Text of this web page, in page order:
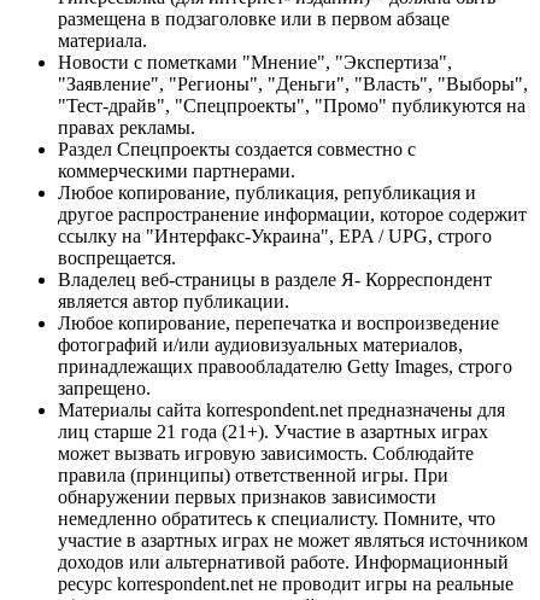
размещена в подзаголовке или в первом абзаце
материала.
Новости с пометками "Мнение", "Экспертиза",
"Заявление", "Регионы", "Деньги", "Власть", "Выборы",
"Тест-драйв", "Спецпроекты", "Промо" публикуются на
правах рекламы.
Раздел Спецпроекты создается совместно с
коммерческими партнерами.
Любое копирование, публикация, републикация и
другое распространение информации, которое содержит
ссылку на "Интерфакс-Украина", EPA / UPG, строго
воспрещается.
Владелец веб-страницы в разделе Я- Корреспондент
является автор публикации.
Любое копирование, перепечатка и воспроизведение
фотографий и/или аудиовизуальных материалов,
принадлежащих правообладателю Getty Images, строго
запрещено.
Материалы сайта korrespondent.net предназначены для
лиц старше 21 года (21+). Участие в азартных играх
может вызвать игровую зависимость. Соблюдайте
правила (принципы) ответственной игры. При
обнаружении первых признаков зависимости
немедленно обратитесь к специалисту. Помните, что
участие в азартных играх не может являться источником
доходов или альтернативой работе. Информационный
ресурс korrespondent.net не проводит игры на реальные